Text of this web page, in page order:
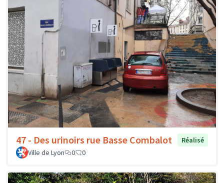
47 - Des urinoirs rue Basse Combalot
Réalisé
Ville de Lyon
0 0